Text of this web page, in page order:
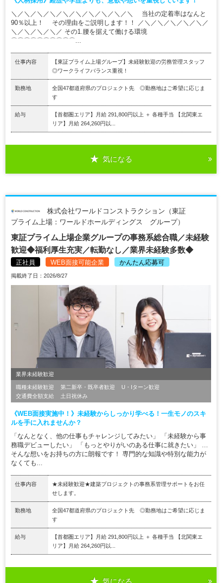
＼／＼／＼／＼／＼／＼／＼／＼／＼／＼ 当社の定着率はなんと
90％以上！ その理由をご説明します！！ ／＼／＼／＼／＼／＼／
＼／＼／＼／＼／ その1.腰を据えて働ける環境
⌒⌒⌒⌒⌒⌒⌒⌒⌒⌒...
仕事内容
【東証プライム上場グループ】未経験歓迎の労務管理スタッフ
◎ワークライフバランス重視！
勤務地
全国47都道府県のプロジェクト先 ◎勤務地はご希望に応じま
す
給与
【首都圏エリア】月給 291,800円以上 ＋ 各種手当 【北関東エ
リア】月給 264,260円以...
気になる
株式会社ワールドコンストラクション（東証
プライム上場：ワールドホールディングス グループ）
東証プライム上場企業グループの事務系総合職／未経験
歓迎◆福利厚生充実／転勤なし／業界未経験多数◆
正社員 WEB面接可能企業 かんたん応募可
掲載終了日：2026/8/27
業界未経験歓迎
職種未経験歓迎 第二新卒・既卒者歓迎
U・Iターン歓迎
交通費全額支給
土日祝休み
《WEB面接実施中！》未経験からしっかり学べる！一生モノのスキ
ルを手に入れませんか？
「なんとなく、他の仕事もチャレンジしてみたい」 「未経験から事
務職デビューしたい」 「もっとやりがいのある仕事に就きたい」 …
そんな想いをお持ちの方に朗報です！ 専門的な知識や特別な能力が
なくても...
仕事内容
★未経験歓迎★建築プロジェクトの事務系管理サポートをお任
せします。
勤務地
全国47都道府県のプロジェクト先 ◎勤務地はご希望に応じま
す
給与
【首都圏エリア】月給 291,800円以上 ＋ 各種手当 【北関東エ
リア】月給 264,260円以...